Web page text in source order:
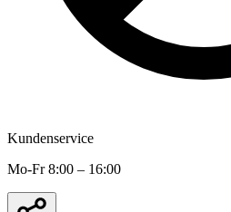
Kundenservice
Mo-Fr 8:00 – 16:00